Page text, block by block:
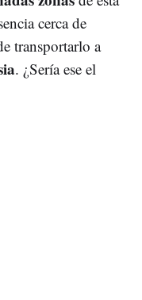
cerca de
transportarlo a
. ¿Sería ese el